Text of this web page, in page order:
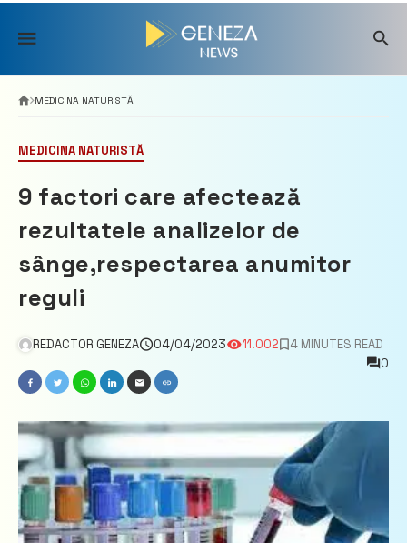
Skip
content
MEDICINA NATURISTĂ
MEDICINA NATURISTĂ
9 factori care afectează
rezultatele analizelor de
sânge,respectarea anumitor
reguli
REDACTOR GENEZA 04/04/2023 11.002
4 MINUTES READ
0